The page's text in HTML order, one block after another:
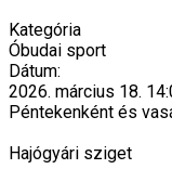
Kategória
Óbudai sport
Dátum:
2026. március 18.
Péntekenként és
Hajógyári sziget